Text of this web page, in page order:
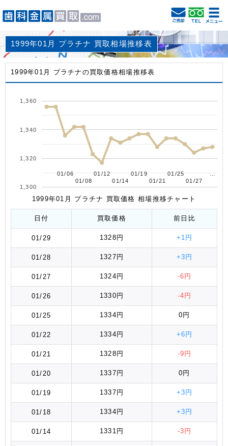
1999年01月 プラチナ 買取相場推移表
1999年01月 プラチナの買取価格相場推移表
01/06
01/06
01/08
01/08
01/12
01/12
01/14
01/14
01/19
01/19
01/21
01/21
01/25
01/25
01/27
01/27
1,300
1,320
1,340
1,360
1999年01月 プラチナ 買取価格 相場推移チャート
日付 買取価格 前日比
01/29 1328円 +1円
01/28 1327円 +3円
01/27 1324円 -6円
01/26 1330円 -4円
01/25 1334円 0円
01/22 1334円 +6円
01/21 1328円 -9円
01/20 1337円 0円
01/19 1337円 +3円
01/18 1334円 +3円
01/14 1331円 -3円